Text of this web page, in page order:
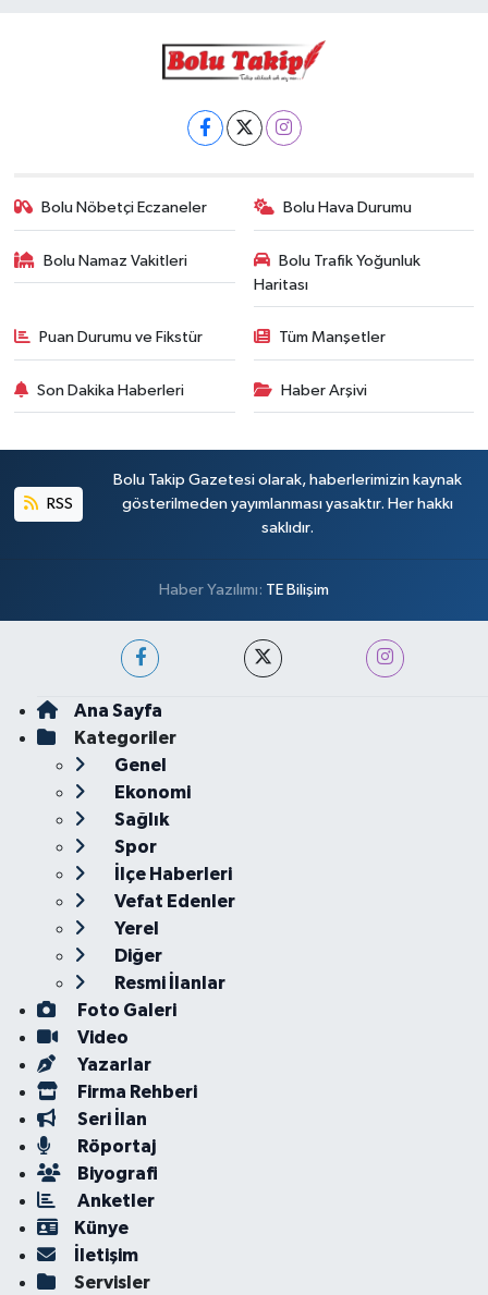
Bolu Nöbetçi Eczaneler Bolu Hava Durumu
Bolu Namaz Vakitleri
Bolu Trafik Yoğunluk
Haritası
Puan Durumu ve Fikstür Tüm Manşetler
Son Dakika Haberleri Haber Arşivi
RSS
Bolu Takip Gazetesi olarak, haberlerimizin kaynak
gösterilmeden yayımlanması yasaktır. Her hakkı
saklıdır.
Haber Yazılımı: TE Bilişim
Ana Sayfa
Kategoriler
Genel
Ekonomi
Sağlık
Spor
İlçe Haberleri
Vefat Edenler
Yerel
Diğer
Resmi İlanlar
Foto Galeri
Video
Yazarlar
Firma Rehberi
Seri İlan
Röportaj
Biyografi
Anketler
Künye
İletişim
Servisler